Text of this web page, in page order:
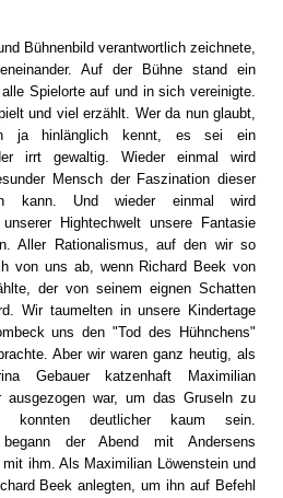
Bühnenbild verantwortlich zeichnete,
Auf der Bühne stand ein
Spielorte auf und in sich vereinigte.
und viel erzählt. Wer da nun glaubt,
ja hinlänglich kennt, es sei ein
irrt gewaltig. Wieder einmal wird
Mensch der Faszination dieser
kann. Und wieder einmal wird
Hightechwelt unsere Fantasie
Aller Rationalismus, auf den wir so
von uns ab, wenn Richard Beek von
der von seinem eignen Schatten
Wir taumelten in unsere Kindertage
uns den "Tod des Hühnchens"
Aber wir waren ganz heutig, als
Gebauer katzenhaft Maximilian
ausgezogen war, um das Gruseln zu
konnten deutlicher kaum sein.
begann der Abend mit Andersens
ihm. Als Maximilian Löwenstein und
Beek anlegten, um ihn auf Befehl